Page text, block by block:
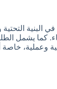
البنية
كما يشمل
وعملية،